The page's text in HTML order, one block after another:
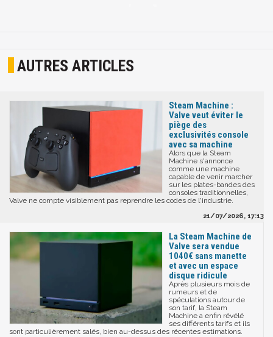
AUTRES ARTICLES
Steam Machine :
Valve veut éviter le
piège des
exclusivités console
avec sa machine
Alors que la Steam
Machine s'annonce
comme une machine
capable de venir marcher
sur les plates-bandes des
consoles traditionnelles,
Valve ne compte visiblement pas reprendre les codes de l'industrie.
21/07/2026, 17:13
La Steam Machine de
Valve sera vendue
1040€ sans manette
et avec un espace
disque ridicule
Après plusieurs mois de
rumeurs et de
spéculations autour de
son tarif, la Steam
Machine a enfin révélé
ses différents tarifs et ils
sont particulièrement salés, bien au-dessus des récentes estimations.